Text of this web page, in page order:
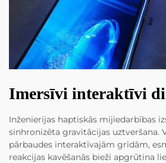
Imersīvi interaktīvi
Inženierijas haptiskās mijiedarbības
sinhronizēta gravitācijas uztveršana.
pārbaudes interaktīvajām grīdām,
reakcijas kavēšanās bieži apgrūtina